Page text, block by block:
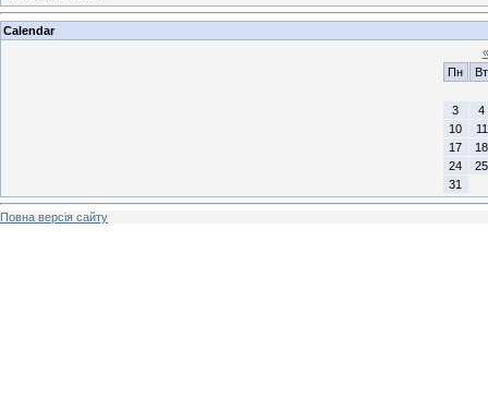
Calendar
«
Пн
Вт
3
4
10
11
17
18
24
25
31
Повна версія сайту